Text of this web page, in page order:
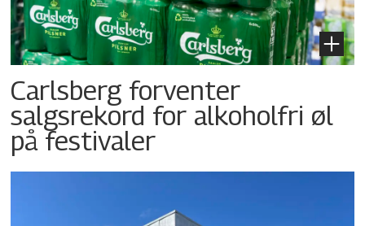
Carlsberg forventer
salgsrekord for alkoholfri øl
på festivaler